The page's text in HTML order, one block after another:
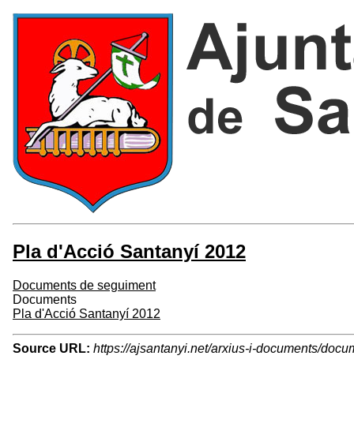
Pla d'Acció Santanyí 2012
Documents de seguiment
Documents
Pla d'Acció Santanyí 2012
Source URL: https://ajsantanyi.net/arxius-i-documents/